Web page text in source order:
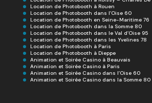
Location de Photobooth à Rouen
Location de Photobooth dans l’Oise 60
Location de Photobooth en Seine-Maritime 76
Location de Photobooth dans la Somme 80
Location de Photobooth dans le Val d’Oise 95
Location de Photobooth dans les Yvelines 78
Location de Photobooth à Paris
Location de Photobooth à Dieppe
Animation et Soirée Casino à Beauvais
Animation et Soirée Casino à Paris
Animation et Soirée Casino dans l’Oise 60
Animation et Soirée Casino dans la Somme 80